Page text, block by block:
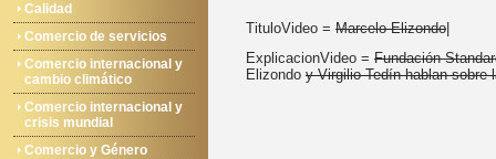
Calidad
Comercio de servicios
Comercio internacional y
cambio climático
Comercio internacional y
crisis mundial
Comercio y Género
TituloVideo = Marcelo Elizondo
ExplicacionVideo = Fundación
Elizondo y Virgilio Tedín hablan